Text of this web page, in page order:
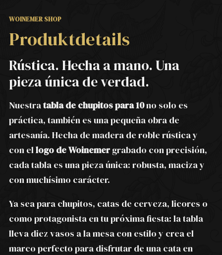
WOINEMER SHOP
Produktdetails
Rústica. Hecha a mano. Una
pieza única de verdad.
Nuestratabla de chupitos para 10no solo es
práctica, también es una pequeña obra de
artesanía. Hecha de madera de roble rústica y
con ellogo de Woinemergrabado con precisión,
cada tabla es una pieza única: robusta, maciza y
con muchísimo carácter.
Ya sea para chupitos, catas de cerveza, licores o
como protagonista en tu próxima fiesta: la tabla
lleva diez vasos a la mesa con estilo y crea el
marco perfecto para disfrutar de una cata en